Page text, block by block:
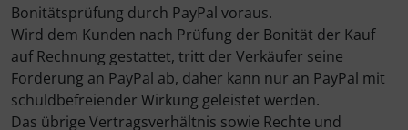
Bonitätsprüfung durch PayPal voraus.
Wird dem Kunden nach Prüfung der Bonität der Kauf
auf Rechnung gestattet, tritt der Verkäufer seine
Forderung an PayPal ab, daher kann nur an PayPal mit
schuldbefreiender Wirkung geleistet werden.
Das übrige Vertragsverhältnis sowie Rechte und